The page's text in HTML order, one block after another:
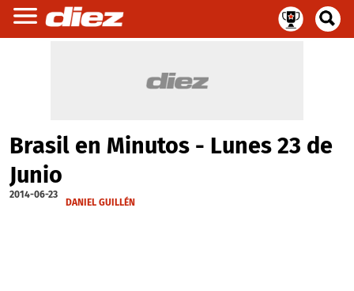
Brasil en Minutos - Lunes 23 de
Junio
2014-06-23
DANIEL GUILLÉN